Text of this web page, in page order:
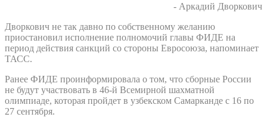
- Аркадий Дворкович
Дворкович не так давно по собственному желанию
приостановил исполнение полномочий главы ФИДЕ на
период действия санкций со стороны Евросоюза, напоминает
ТАСС.
Ранее ФИДЕ проинформировала о том, что сборные России
не будут участвовать в 46-й Всемирной шахматной
олимпиаде, которая пройдет в узбекском Самарканде с 16 по
27 сентября.